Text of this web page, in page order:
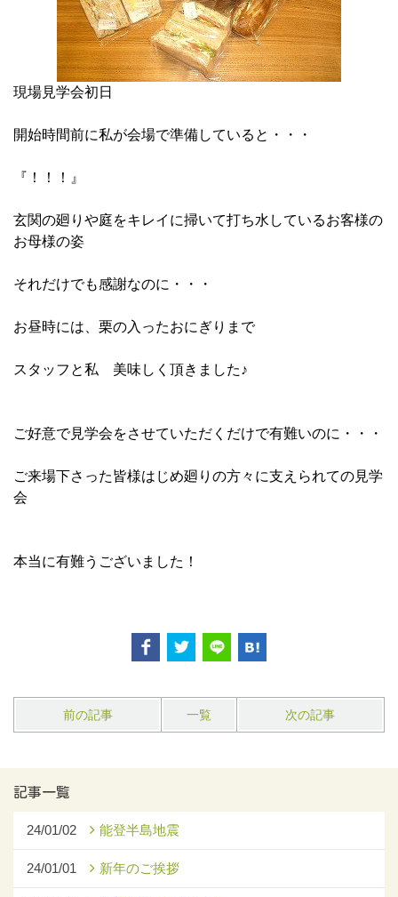
現場見学会初日
開始時間前に私が会場で準備していると・・・
『！！！』
玄関の廻りや庭をキレイに掃いて打ち水しているお客様の
お母様の姿
それだけでも感謝なのに・・・
お昼時には、栗の入ったおにぎりまで
スタッフと私 美味しく頂きました♪
ご好意で見学会をさせていただくだけで有難いのに・・・
ご来場下さった皆様はじめ廻りの方々に支えられての見学
会
本当に有難うございました！
前の記事 一覧 次の記事
記事一覧
24/01/02 能登半島地震
24/01/01 新年のご挨拶